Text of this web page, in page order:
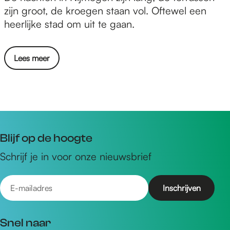
n
t
e
k
t
g
a
n
l
zijn groot, de kroegen staan vol. Oftewel een
heerlijke stad om uit te gaan.
Lees meer
Blijf op de hoogte
Schrijf je in voor onze nieuwsbrief
E
-
Snel naar